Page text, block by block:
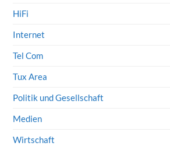
HiFi
Internet
Tel Com
Tux Area
Politik und Gesellschaft
Medien
Wirtschaft